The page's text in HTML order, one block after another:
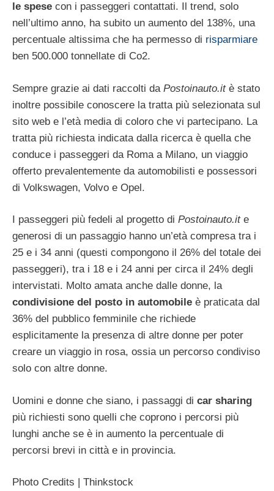
le spese con i passeggeri contattati. Il trend, solo
nell’ultimo anno, ha subito un aumento del 138%, una
percentuale altissima che ha permesso di risparmiare
ben 500.000 tonnellate di Co2.
Sempre grazie ai dati raccolti da Postoinauto.itè stato
inoltre possibile conoscere la tratta più selezionata sul
sito web e l’età media di coloro che vi partecipano. La
tratta più richiesta indicata dalla ricerca è quella che
conduce i passeggeri da Roma a Milano, un viaggio
offerto prevalentemente da automobilisti e possessori
di Volkswagen, Volvo e Opel.
I passeggeri più fedeli al progetto di Postoinauto.ite
generosi di un passaggio hanno un’età compresa tra i
25 e i 34 anni (questi compongono il 26% del totale dei
passeggeri), tra i 18 e i 24 anni per circa il 24% degli
intervistati. Molto amata anche dalle donne, la
condivisione del posto in automobile è praticata dal
36% del pubblico femminile che richiede
esplicitamente la presenza di altre donne per poter
creare un viaggio in rosa, ossia un percorso condiviso
solo con altre donne.
Uomini e donne che siano, i passaggi di car sharing
più richiesti sono quelli che coprono i percorsi più
lunghi anche se è in aumento la percentuale di
percorsi brevi in città e in provincia.
Photo Credits | Thinkstock